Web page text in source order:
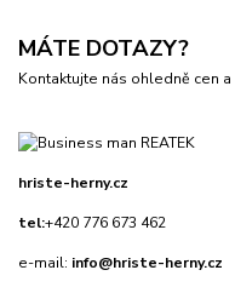
MÁTE DOTAZY?
Kontaktujte nás ohledně cen
hriste-herny.cz
tel:+420 776 673 462
e-mail: info@hriste-herny.cz